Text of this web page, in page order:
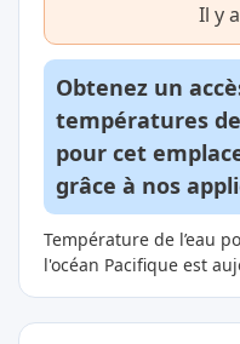
Il y
Obtenez un
températures
pour cet
grâce à nos
Température de l’eau
l'océan Pacifique est